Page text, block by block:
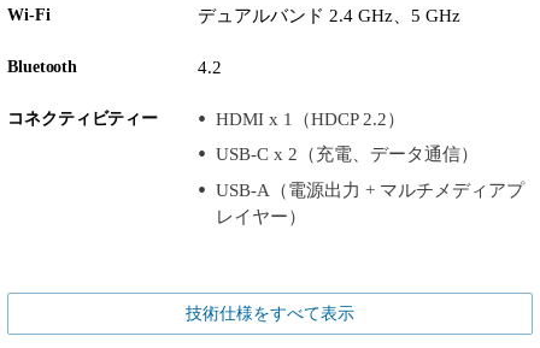
Wi-Fi デュアルバンド 2.4 GHz、5 GHz
Bluetooth 4.2
コネクティビティー
HDMI x 1（HDCP 2.2）
USB-C x 2（充電、データ通信）
USB-A（電源出力 + マルチメディアプ
レイヤー）
技術仕様をすべて表示